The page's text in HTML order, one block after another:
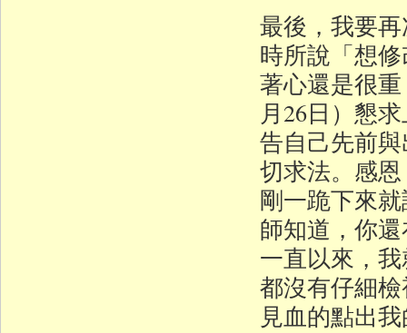
最後，我要
時所說「想
著心還是很
月26日）懇
告自己先前
切求法。感
剛一跪下來
師知道，你
一直以來，
都沒有仔細
見血的點出